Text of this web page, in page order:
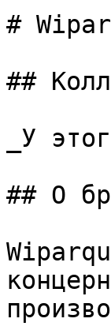
#
##
_У
## О